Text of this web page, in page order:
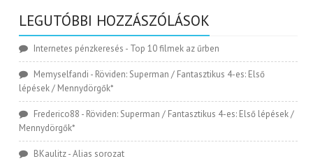
LEGUTÓBBI HOZZÁSZÓLÁSOK
Internetes pénzkeresés - Top 10 filmek az űrben
Memyselfandi - Röviden: Superman / Fantasztikus 4-es: Első
lépések / Mennydörgők*
Frederico88 - Röviden: Superman / Fantasztikus 4-es: Első lépések /
Mennydörgők*
BKaulitz-Alias sorozat